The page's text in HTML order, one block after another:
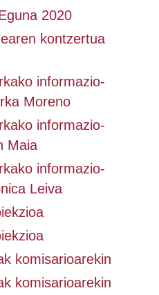
2020
kontzertua
informazio-
Moreno
informazio-
Maia
informazio-
Leiva
komisarioarekin
komisarioarekin